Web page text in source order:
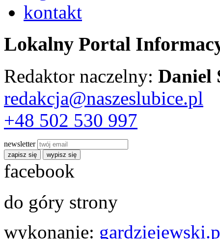
kontakt
Lokalny Portal
Redaktor naczelny: Daniel
redakcja@naszeslubice.pl
+48 502 530 997
newsletter
zapisz się wypisz się
facebook
do góry strony
wykonanie: